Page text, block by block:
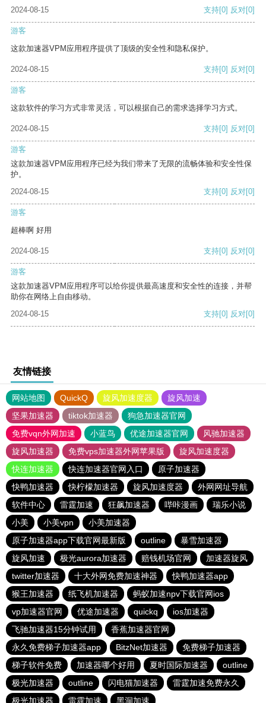
2024-08-15
支持[0] 反对[0]
游客
这款加速器VPM应用程序提供了顶级的安全性和隐私保护。
2024-08-15 支持[0] 反对[0]
游客
这款软件的学习方式非常灵活，可以根据自己的需求选择学习方式。
2024-08-15 支持[0] 反对[0]
游客
这款加速器VPM应用程序已经为我们带来了无限的流畅体验和安全性保
护。
2024-08-15
支持[0] 反对[0]
游客
超棒啊 好用
2024-08-15 支持[0] 反对[0]
游客
这款加速器VPM应用程序可以给你提供最高速度和安全性的连接，并帮
助你在网络上自由移动。
2024-08-15
支持[0] 反对[0]
友情链接
网站地图 QuickQ 旋风加速度器
旋风加速
坚果加速器
tiktok加速器
狗急加速器官网
免费vqn外网加速
小蓝鸟 优途加速器官网
风驰加速器
旋风加速器
免费vps加速器外网苹果版
旋风加速度器
快连加速器
快连加速器官网入口
原子加速器
快鸭加速器
快柠檬加速器 旋风加速度器
外网网址导航
软件中心
雷霆加速 狂飙加速器 哔咔漫画
瑞乐小说
小美
小美vpn
小美加速器
原子加速器app下载官网最新版
outline
暴雪加速器
旋风加速
极光aurora加速器 赔钱机场官网
加速器旋风
twitter加速器
十大外网免费加速神器
快鸭加速器app
猴王加速器
纸飞机加速器
蚂蚁加速npv下载官网ios
vp加速器官网
优途加速器 quickq
ios加速器
飞驰加速器15分钟试用
香蕉加速器官网
永久免费梯子加速器app
BitzNet加速器
免费梯子加速器
梯子软件免费
加速器哪个好用 夏时国际加速器
outline
极光加速器
outline 闪电猫加速器
雷霆加速免费永久
极光加速器
雷霆加速 黑洞加速